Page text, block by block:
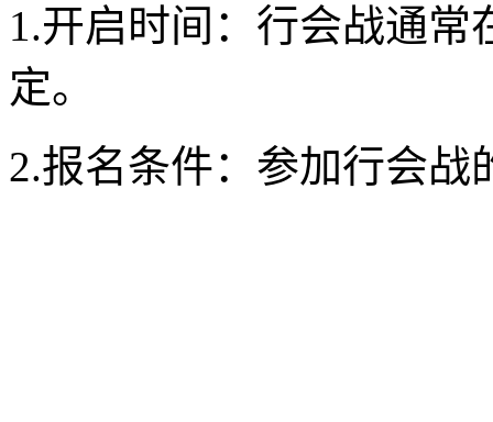
1.开启时间：行会战通
定。
2.报名条件：参加行会战